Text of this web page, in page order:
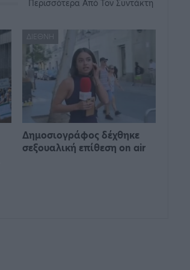
Περισσότερα Από Τον Συντάκτη
ΔΙΕΘΝΉ
Δημοσιογράφος δέχθηκε
σεξουαλική επίθεση on air